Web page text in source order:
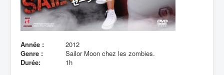
Année :
2012
Genre :
Sailor Moon chez les zombies.
Durée:
1h